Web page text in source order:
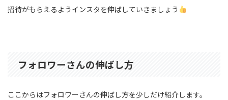
招待がもらえるようインスタを伸ばしていきましょう
フォロワーさんの伸ばし方
ここからはフォロワーさんの伸ばし方を少しだけ紹介します。